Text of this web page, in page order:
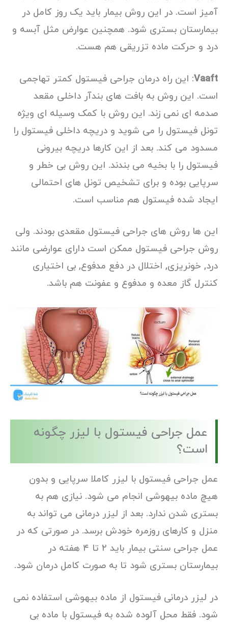
آمیز است. در این روش بیمار باید یک روز کامل در
بیمارستان بستری شود. همچنین عوارض مثل آبسه و
درد و حرکت ماده تزریقی هم هست.
Vaaft: این راه درمان جراحی فیستول کمتر تهاجمی
است. این روش به بافت های بندآر داخلی مقعد
صدمه ای نمی زند. این روش با کمک وسیله ای ویژه
تونل فیستول را می شوید و دریچه داخلی فیستول را
مسدود می کند. بعد از این کارها دریچه بیرونی
فیستول را با بخیه می بندند. این روش بی خطر و
سرپایی بوده و برای تشخیص تونل های احتمالی
ایجاد شده فیستول هم مناسب است.
این ها روش های جراحی فیستول مقعدی بودند. ولی
روش جراحی فیستول ممکن است دارای عوارضی مانند
درد, خونریزی, اختلال در دفع مدفوع, بی اختیاری
کنترل گاز معده و مدفوع و عفونت هم باشد.
عمل جراحی فیستول با لیزر چگونه
است؟
عمل جراحی فیستول با لیزر کاملا سرپایی و بدون
هیچ ماده بیهوشی انجام می شود. نیازی هم به
بستری شدن ندارد. بعد از لیزر درمانی می تواند به
منزل و کارهای روزمره خودش برسد. در صورتی که در
عمل جراحی سنتی بیمار باید ۲ تا ۴ هفته در
بیمارستان بستری شود تا به صورت کامل درمان شود.
در لیزر درمانی فیستول از ماده بیهوشی استفاده نمی
شود. فقط محل آلوده شده به فیستول با ماده بی